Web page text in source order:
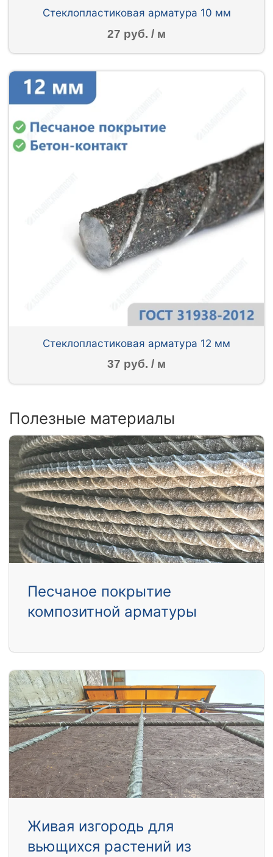
Стеклопластиковая арматура 10 мм
27 руб. / м
Стеклопластиковая арматура 12 мм
37 руб. / м
Полезные материалы
Песчаное покрытие
композитной арматуры
Живая изгородь для
вьющихся растений из